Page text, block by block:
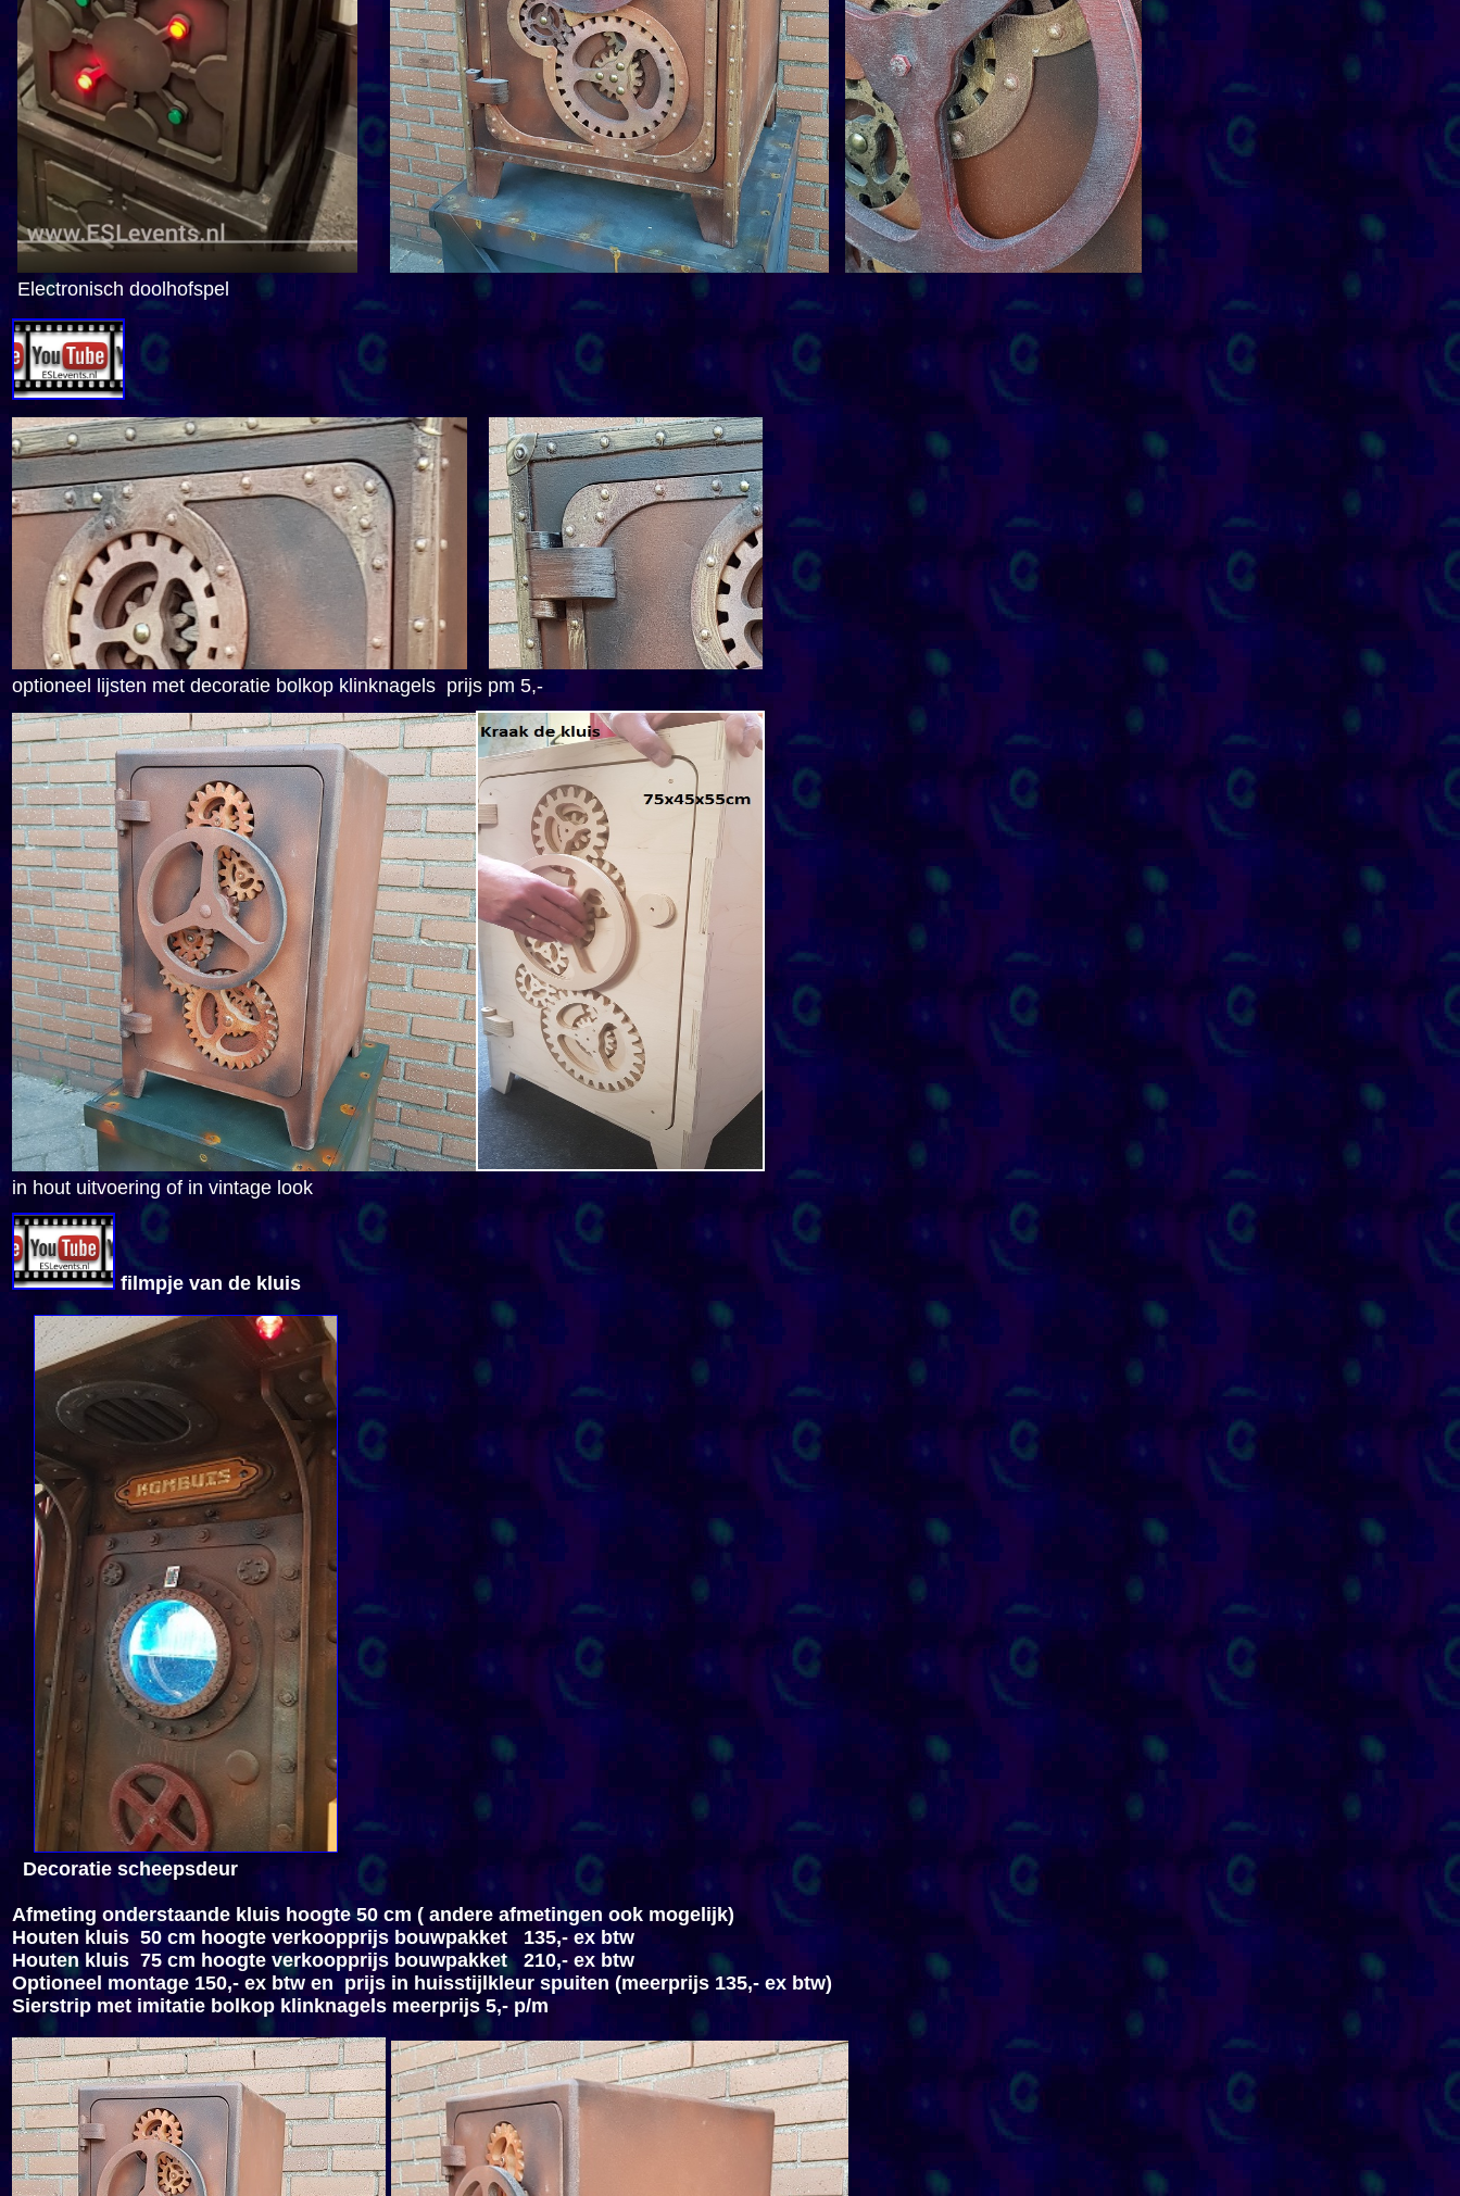
Electronisch doolhofspel
optioneel lijsten met decoratie bolkop klinknagels prijs pm 5,-
in hout uitvoering of in vintage look
filmpje van de kluis
Decoratie scheepsdeur
Afmeting onderstaande kluis hoogte 50 cm ( andere afmetingen ook mogelijk)
Houten kluis 50 cm hoogte verkoopprijs bouwpakket 135,- ex btw
Houten kluis 75 cm hoogte verkoopprijs bouwpakket 210,- ex btw
Optioneel montage 150,- ex btw en prijs in huisstijlkleur spuiten (meerprijs 135,- ex btw)
Sierstrip met imitatie bolkop klinknagels meerprijs 5,- p/m